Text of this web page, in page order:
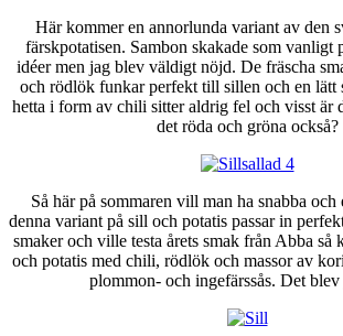
Här kommer en annorlunda variant av den
färskpotatisen. Sambon skakade som vanligt
idéer men jag blev väldigt nöjd. De fräscha
och rödlök funkar perfekt till sillen och en lätt
hetta i form av chili sitter aldrig fel och visst är
det röda och gröna också?
Så här på sommaren vill man ha snabba
denna variant på sill och potatis passar in
smaker och ville testa årets smak från Abba så
och potatis med chili, rödlök och massor av
plommon- och ingefärssås. Det